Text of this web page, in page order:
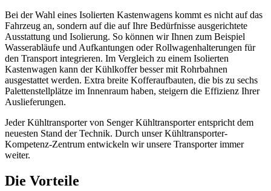
Bei der Wahl eines Isolierten Kastenwagens kommt es nicht auf das
Fahrzeug an, sondern auf die auf Ihre Bedürfnisse ausgerichtete
Ausstattung und Isolierung. So können wir Ihnen zum Beispiel
Wasserabläufe und Aufkantungen oder Rollwagenhalterungen für
den Transport integrieren. Im Vergleich zu einem Isolierten
Kastenwagen kann der Kühlkoffer besser mit Rohrbahnen
ausgestattet werden. Extra breite Kofferaufbauten, die bis zu sechs
Palettenstellplätze im Innenraum haben, steigern die Effizienz Ihrer
Auslieferungen.
Jeder Kühltransporter von Senger Kühltransporter entspricht dem
neuesten Stand der Technik. Durch unserKühltransporter-
Kompetenz-Zentrum entwickeln wir unsere Transporter immer
weiter.
Die Vorteile